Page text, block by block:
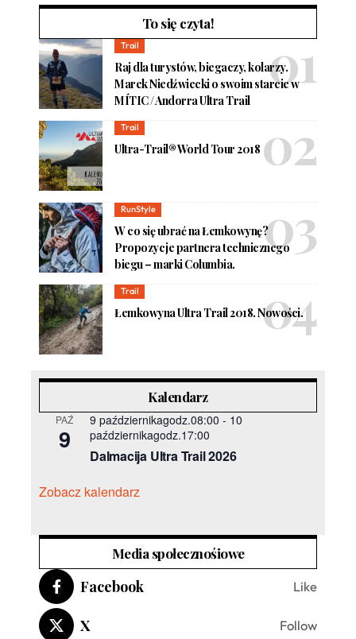
To się czyta!
Trail
Raj dla turystów, biegaczy, kolarzy.
Marek Niedźwiecki o swoim starcie w
MÍTIC / Andorra Ultra Trail
Trail
Ultra-Trail® World Tour 2018
RunStyle
W co się ubrać na Łemkowynę?
Propozycje partnera technicznego
biegu – marki Columbia.
Trail
Łemkowyna Ultra Trail 2018. Nowości.
Kalendarz
PAŹ
9
9 październikagodz.08:00 - 10
październikagodz.17:00
Dalmacija Ultra Trail 2026
Zobacz kalendarz
Media społecznośiowe
Facebook Like
X Follow